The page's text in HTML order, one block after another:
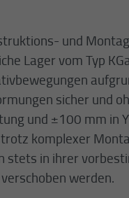
und
Lager vom Typ
sicher und
und ±100 mm in
komplexer
stets in ihrer
werden.